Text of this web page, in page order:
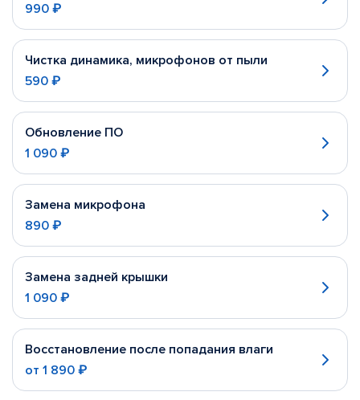
990 ₽
Чистка динамика, микрофонов от пыли
590 ₽
Обновление ПО
1 090 ₽
Замена микрофона
890 ₽
Замена задней крышки
1 090 ₽
Восстановление после попадания влаги
от 1 890 ₽